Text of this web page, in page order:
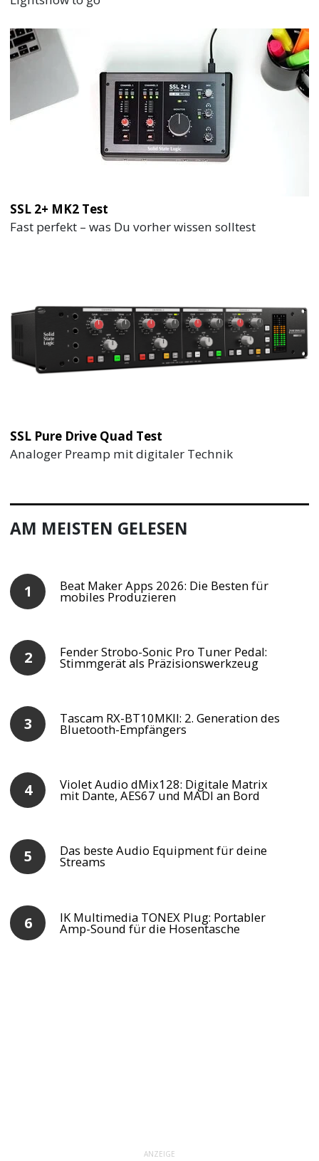
SSL 2+ MK2 Test
Fast perfekt – was Du vorher wissen solltest
SSL Pure Drive Quad Test
Analoger Preamp mit digitaler Technik
AM MEISTEN GELESEN
Beat Maker Apps 2026: Die Besten für
mobiles Produzieren
Fender Strobo-Sonic Pro Tuner Pedal:
Stimmgerät als Präzisionswerkzeug
Tascam RX-BT10MKII: 2. Generation des
Bluetooth-Empfängers
Violet Audio dMix128: Digitale Matrix
mit Dante, AES67 und MADI an Bord
Das beste Audio Equipment für deine
Streams
IK Multimedia TONEX Plug: Portabler
Amp-Sound für die Hosentasche
ANZEIGE